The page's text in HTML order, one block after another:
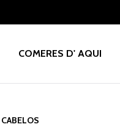
COMERES D' AQUI
CABELOS